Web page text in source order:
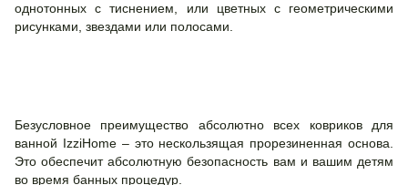
однотонных с тиснением, или цветных с геометрическими
рисунками, звездами или полосами.
Безусловное преимущество абсолютно всех ковриков для
ванной IzziHome – это нескользящая прорезиненная основа.
Это обеспечит абсолютную безопасность вам и вашим детям
во время банных процедур.